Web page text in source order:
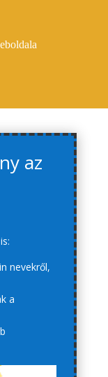
az
nevekről,
a